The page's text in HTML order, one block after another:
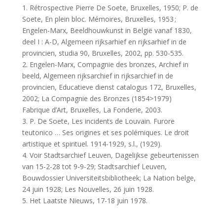
1. Rétrospective Pierre De Soete, Bruxelles, 1950; P. de
Soete, En plein bloc. Mémoires, Bruxelles, 1953 ;
Engelen-Marx, Beeldhouwkunst in België vanaf 1830,
deel I : A-D, Algemeen rijksarhief en rijksarhief in de
provincien, studia 90, Bruxelles, 2002, pp. 530-535.
2. Engelen-Marx, Compagnie des bronzes, Archief in
beeld, Algemeen rijksarchief in rijksarchief in de
provincien, Educatieve dienst catalogus 172, Bruxelles,
2002; La Compagnie des Bronzes (1854>1979)
Fabrique d’Art, Bruxelles, La Fonderie, 2003.
3. P. De Soete, Les incidents de Louvain. Furore
teutonico … Ses origines et ses polémiques. Le droit
artistique et spirituel. 1914-1929, s.l., (1929).
4. Voir Stadtsarchief Leuven, Dagelijkse gebeurtenissen
van 15-2-28 tot 9-9-29; Stadtsarchief Leuven,
Bouwdossier Universiteitsbibliotheek; La Nation belge,
24 juin 1928; Les Nouvelles, 26 juin 1928.
5. Het Laatste Nieuws, 17-18 juin 1978.